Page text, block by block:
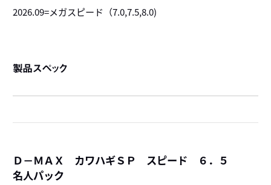
2026.09=メガスピード（7.0,7.5,8.0)
製品スペック
Ｄ－ＭＡＸ カワハギＳＰ スピード ６．５
名人パック